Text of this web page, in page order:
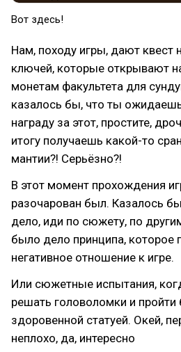
Вот здесь!
Нам, походу игры, дают квест
ключей, которые открывают
монетам факультета для
казалось бы, что ты
награду за этот, простите,
итогу получаешь какой-то
мантии?! Серьёзно?!
В этот момент прохождения
разочарован был. Казалось
дело, иди по сюжету, по
было дело принципа, которое
негативное отношение к игре.
Или сюжетные испытания,
решать головоломки и пройти
здоровенной статуей. Окей,
неплохо, да, интересно